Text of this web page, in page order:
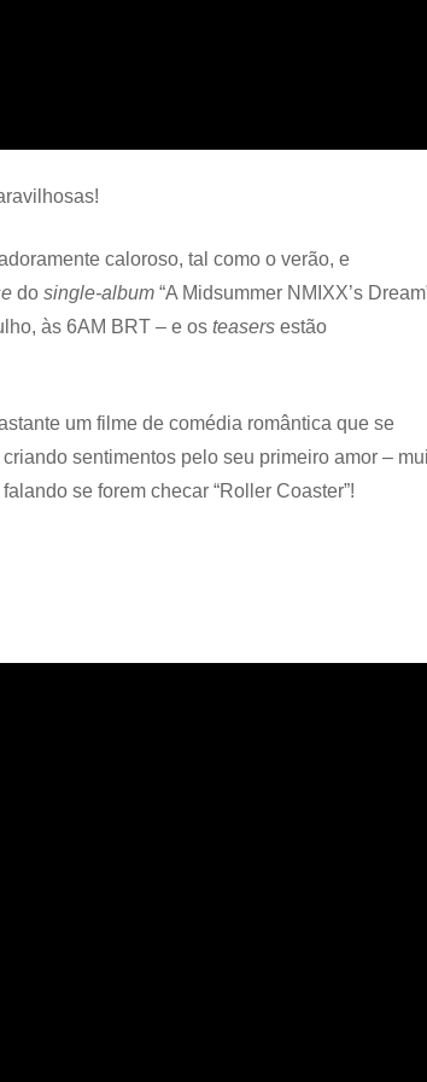
caloroso, tal como o verão, e
do single-album “A Midsummer NMIXX’s
às 6AM BRT – e os teasers estão
um filme de comédia romântica que se
sentimentos pelo seu primeiro amor –
se forem checar “Roller Coaster”!